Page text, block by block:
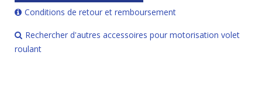
Conditions de retour et remboursement
Rechercher d'autres accessoires pour motorisation volet
roulant